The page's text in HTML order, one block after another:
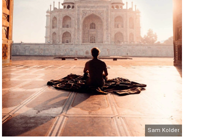
Sam Kolder